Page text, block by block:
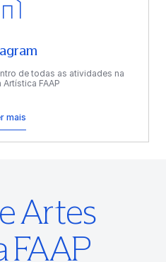
de todas as atividades na
Artística FAAP
mais
Artes
FAAP